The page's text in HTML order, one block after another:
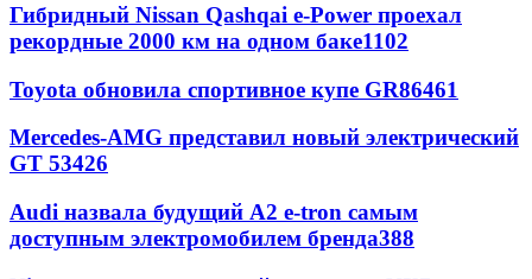
Гибридный Nissan Qashqai e-Power проехал
рекордные 2000 км на одном баке1102
Toyota обновила спортивное купе GR86461
Mercedes-AMG представил новый электрический
GT 53426
Audi назвала будущий A2 e-tron самым
доступным электромобилем бренда388